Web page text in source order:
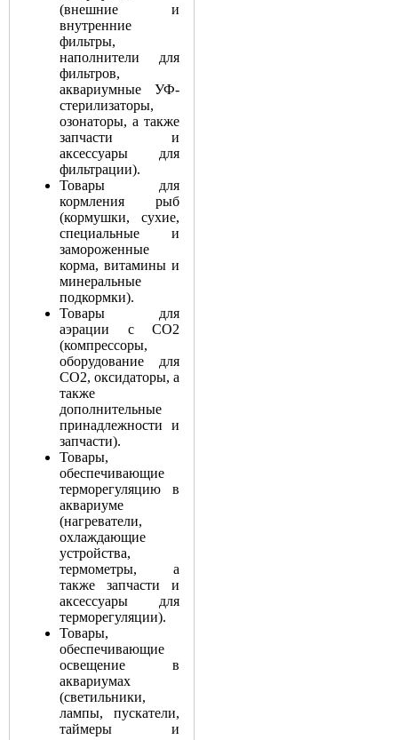
(внешние и
внутренние
фильтры,
наполнители для
фильтров,
аквариумные УФ-
стерилизаторы,
озонаторы, а также
запчасти и
аксессуары для
фильтрации).
Товары для
кормления рыб
(кормушки, сухие,
специальные и
замороженные
корма, витамины и
минеральные
подкормки).
Товары для
аэрации с СО2
(компрессоры,
оборудование для
СО2, оксидаторы, а
также
дополнительные
принадлежности и
запчасти).
Товары,
обеспечивающие
терморегуляцию в
аквариуме
(нагреватели,
охлаждающие
устройства,
термометры, а
также запчасти и
аксессуары для
терморегуляции).
Товары,
обеспечивающие
освещение в
аквариумах
(светильники,
лампы, пускатели,
таймеры и